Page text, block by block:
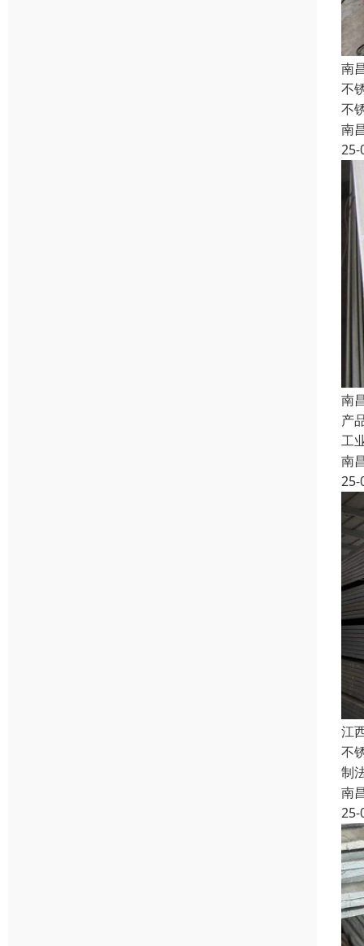
南
不
不
南
25-
南
产
工
南
25-
江
不
制
南
25-